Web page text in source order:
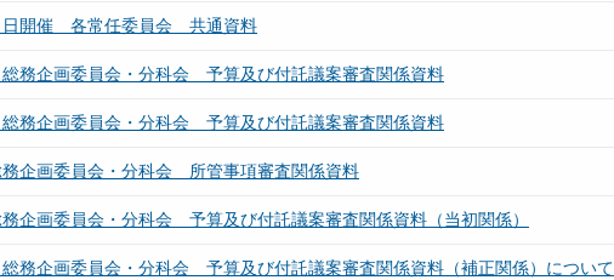
日開催 各常任委員会 共通資料
務企画委員会・分科会 予算及び付託議案審査関係資料
務企画委員会・分科会 予算及び付託議案審査関係資料
企画委員会・分科会 所管事項審査関係資料
企画委員会・分科会 予算及び付託議案審査関係資料（当初関係）
務企画委員会・分科会 予算及び付託議案審査関係資料（補正関係）について